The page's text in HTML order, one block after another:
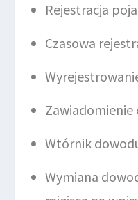
Rejestracja
Czasowa
Zawiadomienie
Wtórnik
Wymiana